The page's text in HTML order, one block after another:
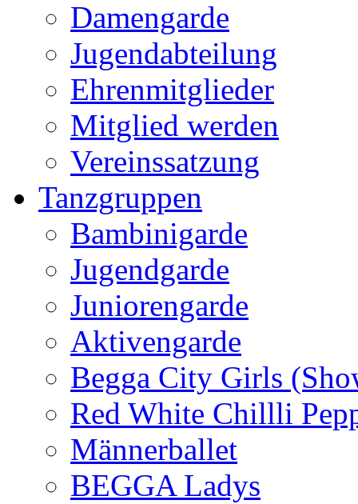
Damengarde
Jugendabteilung
Ehrenmitglieder
Mitglied werden
Vereinssatzung
Tanzgruppen
Bambinigarde
Jugendgarde
Juniorengarde
Aktivengarde
Begga City Girls
Red White Chillli
Männerballet
BEGGA Ladys